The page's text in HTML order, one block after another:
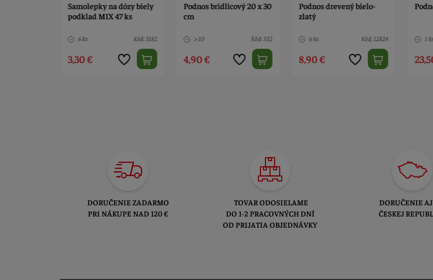
Samolepky na dózy biely
podklad MIX 47 ks
6 ks Kód: 3182
3,30 €
Podnos bridlicový 20 x 30
cm
> 10 Kód: 352
4,90 €
Podnos drevený bielo-
zlatý
6 ks Kód: 12824
8,90 €
1
DORUČENIE ZADARMO
PRI NÁKUPE NAD 120 €
TOVAR ODOSIELAME
DO 1-2 PRACOVNÝCH DNÍ
OD PRIJATIA OBJEDNÁVKY
DORUČENIE
ČESKEJ